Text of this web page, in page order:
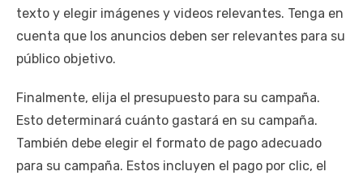
texto y elegir imágenes y videos relevantes. Tenga en
cuenta que los anuncios deben ser relevantes para su
público objetivo.
Finalmente, elija el presupuesto para su campaña.
Esto determinará cuánto gastará en su campaña.
También debe elegir el formato de pago adecuado
para su campaña. Estos incluyen el pago por clic, el